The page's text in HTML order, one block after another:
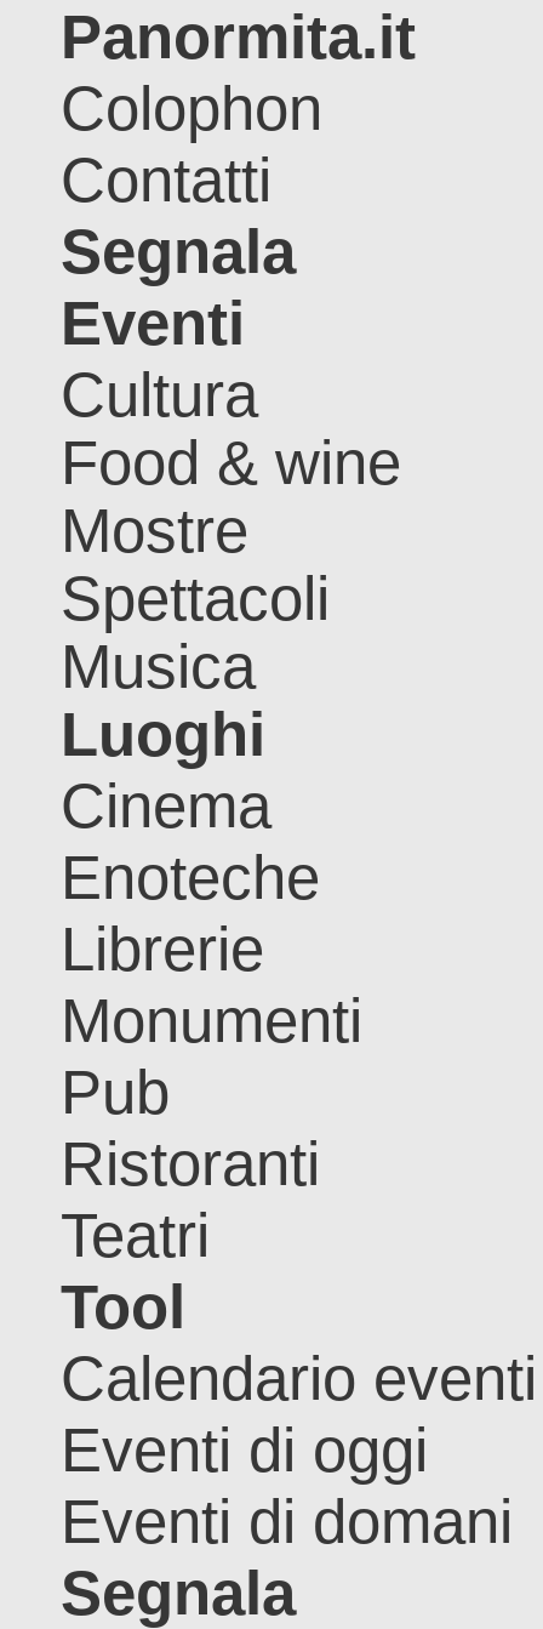
Panormita.it
Colophon
Contatti
Segnala
Eventi
Cultura
Food & wine
Mostre
Spettacoli
Musica
Luoghi
Cinema
Enoteche
Librerie
Monumenti
Pub
Ristoranti
Teatri
Tool
Calendario eventi
Eventi di oggi
Eventi di domani
Segnala